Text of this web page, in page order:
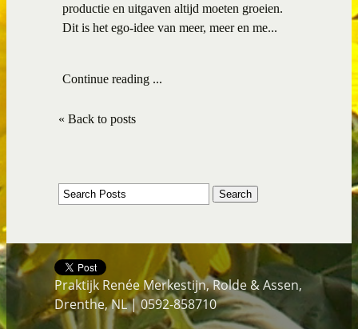
productie en uitgaven altijd moeten groeien.
Dit is het ego-idee van meer, meer en me...
Continue reading ...
« Back to posts
Praktijk Renée Merkestijn, Rolde & Assen,
Drenthe, NL | 0592-858710